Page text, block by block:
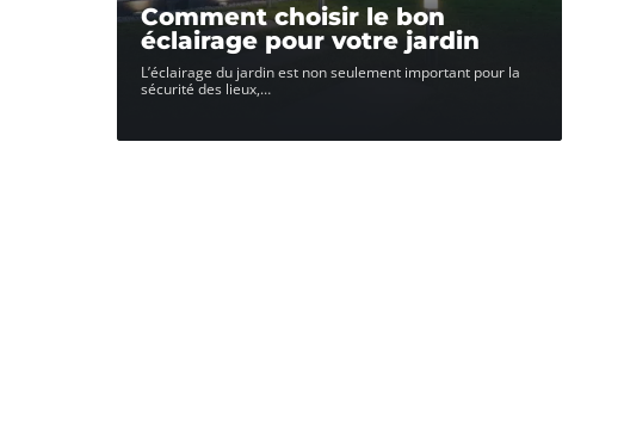
Comment choisir le bon
éclairage pour votre jardin
L’éclairage du jardin est non seulement important pour la
sécurité des lieux,…